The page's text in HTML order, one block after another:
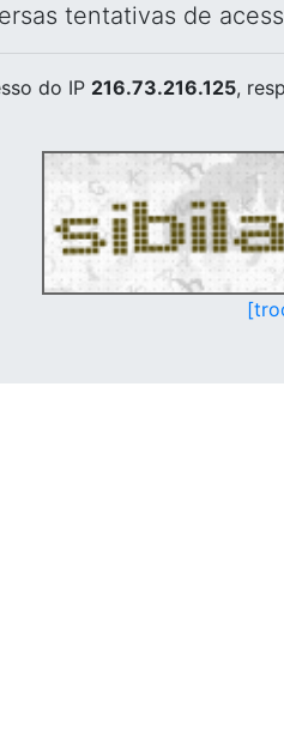
tentativas de
do IP 216.73.216.125,